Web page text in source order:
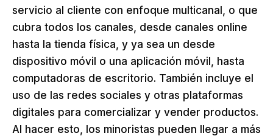
servicio al cliente con enfoque multicanal, o que
cubra todos los canales, desde canales online
hasta la tienda física, y ya sea un desde
dispositivo móvil o una aplicación móvil, hasta
computadoras de escritorio. También incluye el
uso de las redes sociales y otras plataformas
digitales para comercializar y vender productos.
Al hacer esto, los minoristas pueden llegar a más